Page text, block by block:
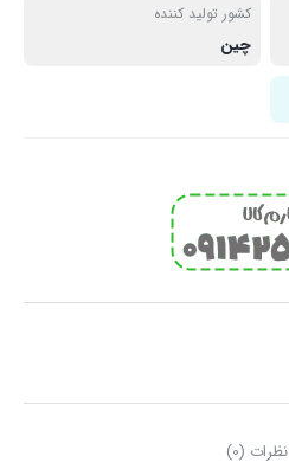
کشور تولید کننده
چین
نظرات (0)